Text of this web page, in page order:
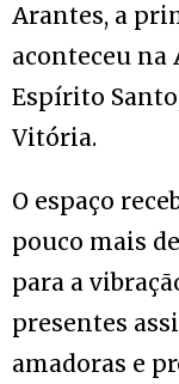
Arantes, a
aconteceu na
Espírito
Vitória.
O espaço
pouco mais
para a
presentes
amadoras e